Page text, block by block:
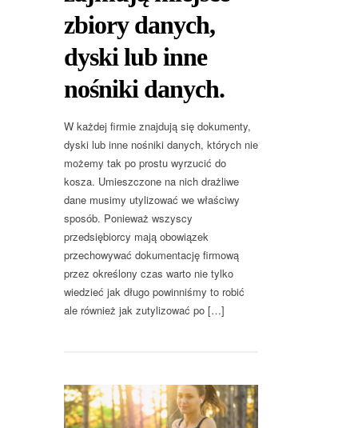
zbiory danych,
dyski lub inne
nośniki danych.
W każdej firmie znajdują się dokumenty,
dyski lub inne nośniki danych, których nie
możemy tak po prostu wyrzucić do
kosza. Umieszczone na nich drażliwe
dane musimy utylizować we właściwy
sposób. Ponieważ wszyscy
przedsiębiorcy mają obowiązek
przechowywać dokumentację firmową
przez określony czas warto nie tylko
wiedzieć jak długo powinniśmy to robić
ale również jak zutylizować po […]